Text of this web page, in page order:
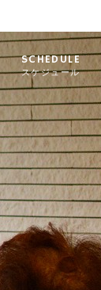
SCHEDULE
スケジュール